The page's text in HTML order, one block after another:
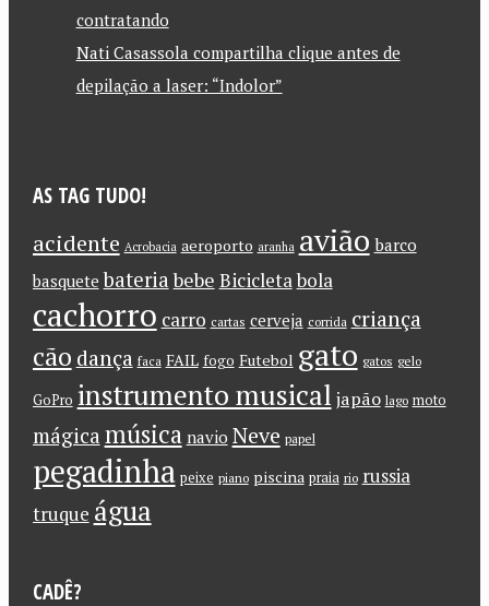
contratando
Nati Casassola compartilha clique antes de
depilação a laser: “Indolor”
AS TAG TUDO!
acidente Acrobacia aeroporto aranha avião barco
basquete bateriabebe Bicicletabola
cachorro carro cartas cerveja corrida criança
cão dança faca FAIL fogo Futebol gato gatos gelo
GoPro instrumento musical japão lago moto
mágica música navio Neve papel
pegadinha peixe piano piscina praia rio russia
truque água
CADÊ?